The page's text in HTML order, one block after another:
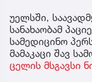
უელსში,
სანახაობამ
სამედიცინო
მამაკაცი შავ
ცელის მსგავსი